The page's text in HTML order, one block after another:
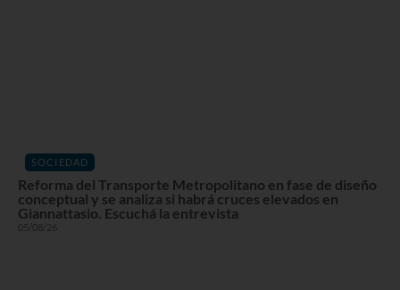
SOCIEDAD
Reforma del Transporte Metropolitano en fase de diseño
conceptual y se analiza si habrá cruces elevados en
Giannattasio. Escuchá la entrevista
05/08/26